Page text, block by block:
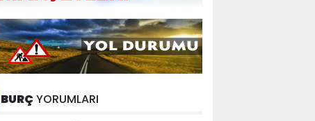
BURÇ YORUMLARI